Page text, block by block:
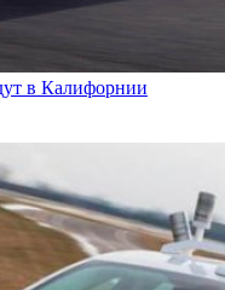
в Калифорнии